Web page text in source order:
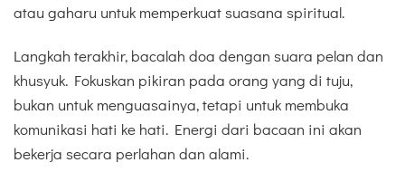
atau gaharu untuk memperkuat suasana spiritual.
Langkah terakhir, bacalah doa dengan suara pelan dan
khusyuk. Fokuskan pikiran pada orang yang di tuju,
bukan untuk menguasainya, tetapi untuk membuka
komunikasi hati ke hati. Energi dari bacaan ini akan
bekerja secara perlahan dan alami.